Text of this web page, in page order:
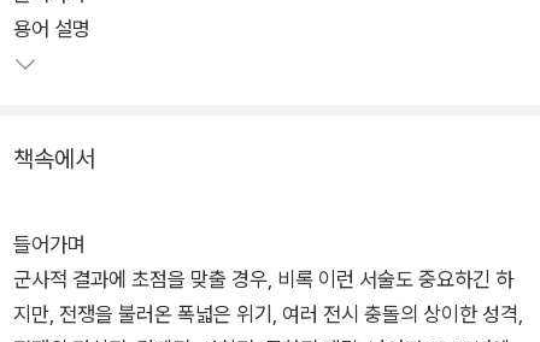
오버리는 연합국과 추축국 사이의 군사적 분쟁에 초점을 맞추는
은 어떻게 조달되었는가, 전쟁을 뒷받침한 대중동원은 어떻게 이
물음에 답한다. 이어서 군인만이 아니라 민간인들도 겪어야 했던
혹독한 대가와 심리적 영향, 유달리 심각했던 범죄와 잔혹행위,
나아가 1945년 이후에도 한참 동안 이어진 전쟁의 여파를 설명
용어 설명
책속에서
들어가며
군사적 결과에 초점을 맞출 경우, 비록 이런 서술도 중요하긴 하
지만, 전쟁을 불러온 폭넓은 위기, 여러 전시 충돌의 상이한 성격,